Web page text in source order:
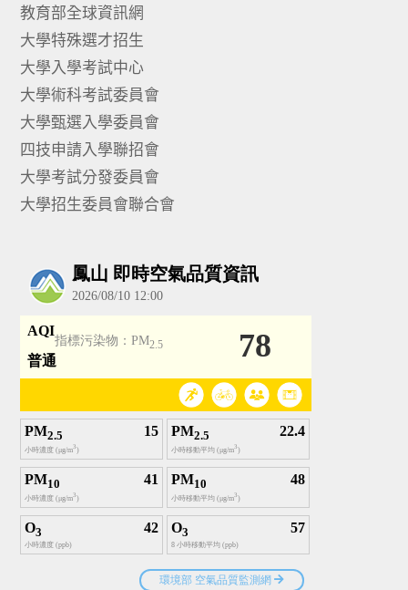
教育部全球資訊網
大學特殊選才招生
大學入學考試中心
大學術科考試委員會
大學甄選入學委員會
四技申請入學聯招會
大學考試分發委員會
大學招生委員會聯合會